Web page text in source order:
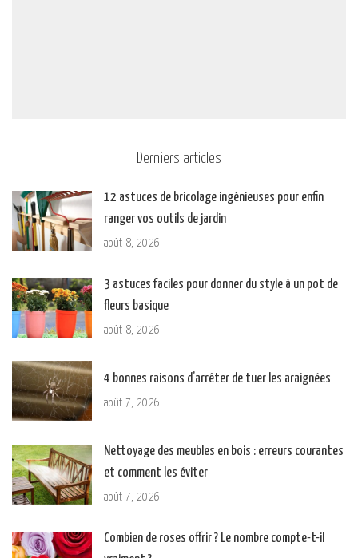
Derniers articles
12 astuces de bricolage ingénieuses pour enfin
ranger vos outils de jardin
août 8, 2026
3 astuces faciles pour donner du style à un pot de
fleurs basique
août 8, 2026
4 bonnes raisons d’arrêter de tuer les araignées
août 7, 2026
Nettoyage des meubles en bois : erreurs courantes
et comment les éviter
août 7, 2026
Combien de roses offrir ? Le nombre compte-t-il